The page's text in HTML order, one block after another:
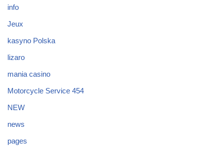
info
Jeux
kasyno Polska
lizaro
mania casino
Motorcycle Service 454
NEW
news
pages